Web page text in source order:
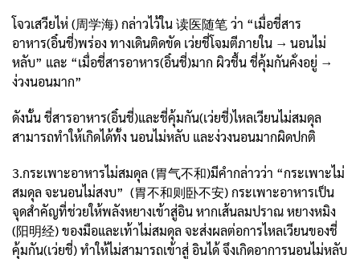
โจวเสวียไห่ (周学海) กล่าวไว้ใน 读医随笔 ว่า “เมื่อชี่สาร
อาหาร(อิ๋นชี่)พร่อง ทางเดินติดขัด เว่ยชี่โจมตีภายใน → นอนไม่
หลับ” และ “เมื่อชี่สารอาหาร(อิ๋นชี่)มาก ผิวชื้น ชี่คุ้มกันคั่งอยู่ →
ง่วงนอนมาก”
ดังนั้น ชี่สารอาหาร(อิ๋นชี่)และชี่คุ้มกัน(เว่ยชี่)ไหลเวียนไม่สมดุล
สามารถทำให้เกิดได้ทั้ง นอนไม่หลับ และง่วงนอนมากผิดปกติ
3.กระเพาะอาหารไม่สมดุล (胃气不和)มีคำกล่าวว่า “กระเพาะไม่
สมดุล จะนอนไม่สงบ” (胃不和则卧不安) กระเพาะอาหารเป็น
จุดสำคัญที่ช่วยให้พลังหยางเข้าสู่อิน หากเส้นลมปราณ หยางหมิง
(阳明经) ของมือและเท้าไม่สมดุล จะส่งผลต่อการไหลเวียนของชี่
คุ้มกัน(เว่ยชี่) ทำให้ไม่สามารถเข้าสู่ อินได้ จึงเกิดอาการนอนไม่หลับ